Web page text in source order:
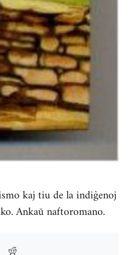
kaj tiu de la indiĝenoj
Ankaŭ naftoromano.